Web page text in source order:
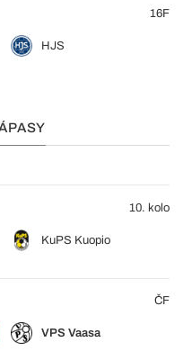
HJS
16F
KuPS Kuopio
10. kolo
VPS Vaasa
ČF